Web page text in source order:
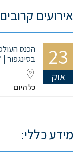
אירועים קרובים
23
אוק
בסינגפור | 23-27 באוקטובר, 2028
כל היום
מידע כללי: